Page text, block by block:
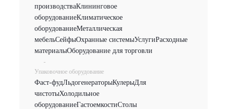
производстваКлининговое
оборудованиеКлиматическое
оборудованиеМеталлическая
мебельСейфыОхранные системыУслугиРасходные
материалыОборудование для торговли
-
Упаковочное оборудование
Фаст-фудЛьдогенераторыКулерыДля
чистотыХолодильное
оборудованиеГастоемкостиСтолы